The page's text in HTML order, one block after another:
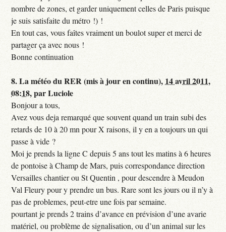
nombre de zones, et garder uniquement celles de Paris puisque
je suis satisfaite du métro !) !
En tout cas, vous faîtes vraiment un boulot super et merci de
partager ça avec nous !
Bonne continuation
8.La météo du RER (mis à jour en continu), 14 avril 2011,
08:18,parLuciole
Bonjour a tous,
Avez vous deja remarqué que souvent quand un train subi des
retards de 10 à 20 mn pour X raisons, il y en a toujours un qui
passe à vide ?
Moi je prends la ligne C depuis 5 ans tout les matins à 6 heures
de pontoise à Champ de Mars, puis correspondance direction
Versailles chantier ou St Quentin , pour descendre à Meudon
Val Fleury pour y prendre un bus. Rare sont les jours ou il n’y à
pas de problemes, peut-etre une fois par semaine.
pourtant je prends 2 trains d’avance en prévision d’une avarie
matériel, ou problème de signalisation, ou d’un animal sur les